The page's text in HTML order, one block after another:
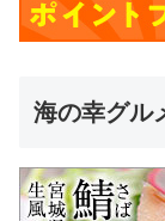
海の幸グ